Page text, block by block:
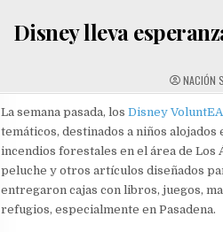
Disney lleva
NACIÓN
La semana pasada, los Disney
temáticos, destinados a niños alojados
incendios forestales en el área de
peluche y otros artículos diseñados
entregaron cajas con libros, juegos,
refugios, especialmente en Pasadena.